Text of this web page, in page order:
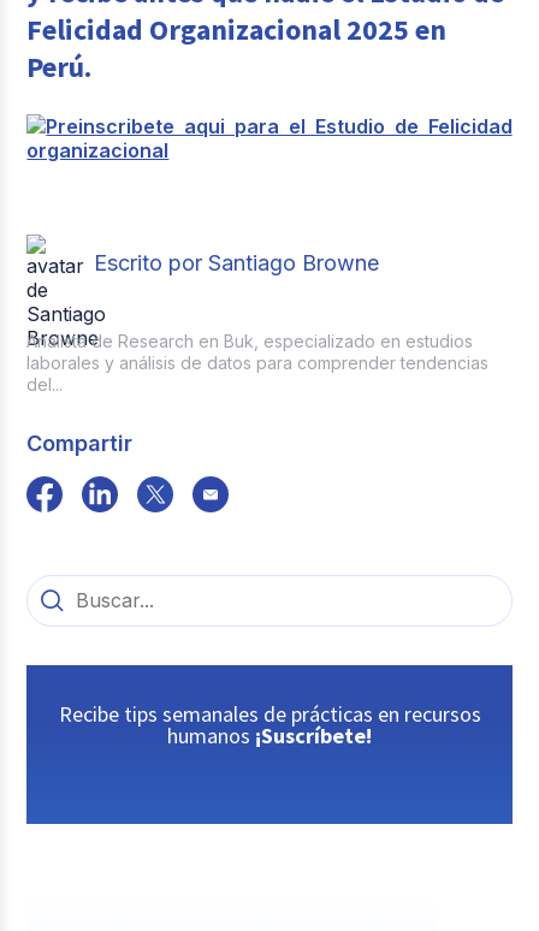
Felicidad Organizacional 2025 en
Perú.
Escrito por Santiago Browne
Analista de Research en Buk, especializado en estudios
laborales y análisis de datos para comprender tendencias
del...
Compartir
Recibe tips semanales de prácticas en recursos
humanos ¡Suscríbete!